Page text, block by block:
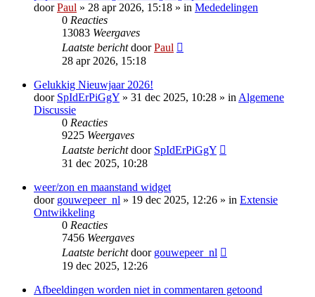
doorPaul » 28 apr 2026, 15:18 » in Mededelingen
0 Reacties
13083 Weergaves
Laatste berichtdoorPaul
28 apr 2026, 15:18
Gelukkig Nieuwjaar 2026!
door SpIdErPiGgY » 31 dec 2025, 10:28 » inAlgemene
Discussie
0 Reacties
9225 Weergaves
Laatste berichtdoor SpIdErPiGgY
31 dec 2025, 10:28
weer/zon en maanstand widget
door gouwepeer_nl » 19 dec 2025, 12:26 » in Extensie
Ontwikkeling
0 Reacties
7456 Weergaves
Laatste berichtdoor gouwepeer_nl
19 dec 2025, 12:26
Afbeeldingen worden niet in commentaren getoond